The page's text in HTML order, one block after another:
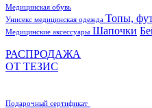
Медицинская обувь
Унисекс медицинская одежда Топы,
Медицинские аксессуары Шапочки
РАСПРОДАЖА
ОТ ТЕЗИС
Подарочный сертификат